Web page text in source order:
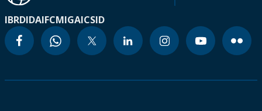
IBRDIDAIFCMIGAICSID